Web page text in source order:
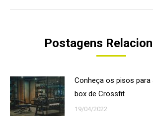
Postagens
Conheça os pisos para
box de Crossfit
19/04/2022